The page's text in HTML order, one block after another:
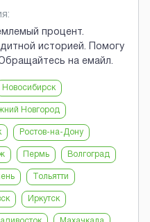
процент.
историей. Помогу
на емайл.
Новосибирск
Новгород
Ростов-на-Дону
Пермь Волгоград
Тольятти
Иркутск